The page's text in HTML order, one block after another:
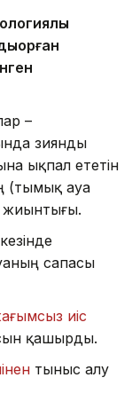
–
зиянды
ықпал ететін
(тымық ауа
жиынтығы.
сапасы
иіс
қашырды.
тыныс алу